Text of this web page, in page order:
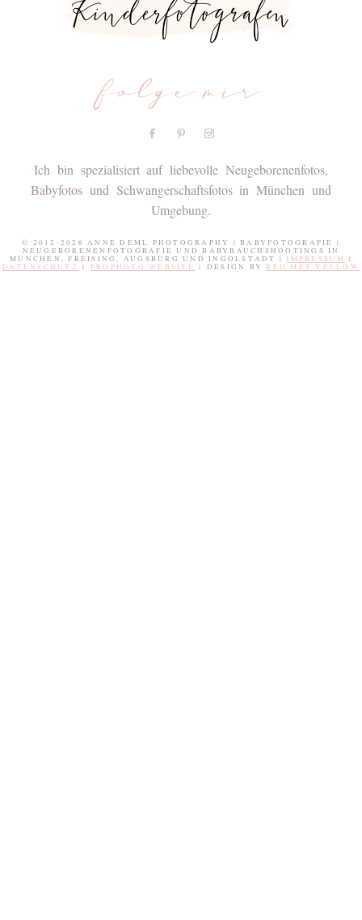
folge mir
Ich bin spezialisiert auf liebevolle Neugeborenenfotos,
Babyfotos und Schwangerschaftsfotos in München und
Umgebung.
© 2012-2026 ANNE DEML PHOTOGRAPHY | BABYFOTOGRAFIE |
NEUGEBORENENFOTOGRAFIE UND BABYBAUCHSHOOTINGS IN
MÜNCHEN, FREISING, AUGSBURG UND INGOLSTADT | IMPRESSUM
|
DATENSCHUTZ
| PROPHOTO WEBSITE | DESIGN BYRED MET YELLOW